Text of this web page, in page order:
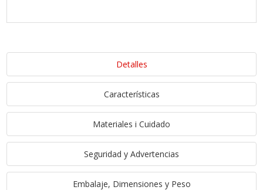
Detalles
Características
Materiales i Cuidado
Seguridad y Advertencias
Embalaje, Dimensiones y Peso